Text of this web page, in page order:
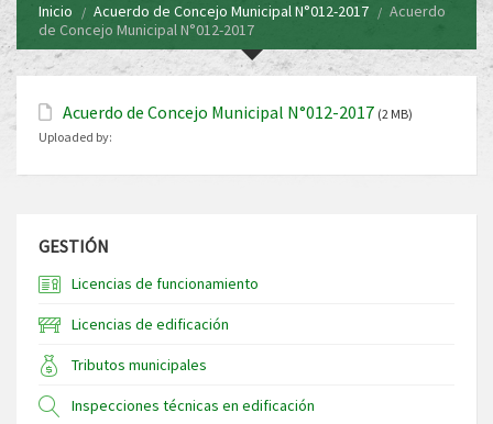
Inicio Acuerdo de Concejo Municipal N°012-2017
Acuerdo
de Concejo Municipal N°012-2017
Acuerdo de Concejo Municipal N°012-2017 (2 MB)
Uploaded by:
GESTIÓN
Licencias de funcionamiento
Licencias de edificación
Tributos municipales
Inspecciones técnicas en edificación